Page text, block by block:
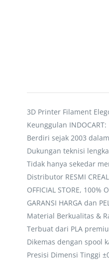
3D Printer Filament
Keunggulan INDOCART:
Berdiri sejak 2003
Dukungan teknisi
Tidak hanya sekedar
Distributor RESMI
OFFICIAL STORE,
GARANSI HARGA dan
Material Berkualitas &
Terbuat dari PLA
Dikemas dengan spool
Presisi Dimensi Tinggi